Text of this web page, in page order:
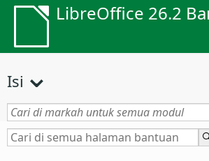
LibreOffice 26.2
Isi